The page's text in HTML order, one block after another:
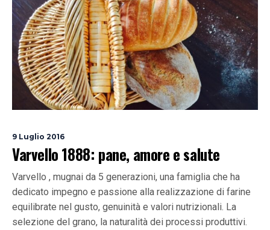
9 Luglio 2016
Varvello 1888: pane, amore e salute
Varvello , mugnai da 5 generazioni, una famiglia che ha
dedicato impegno e passione alla realizzazione di farine
equilibrate nel gusto, genuinità e valori nutrizionali. La
selezione del grano, la naturalità dei processi produttivi.